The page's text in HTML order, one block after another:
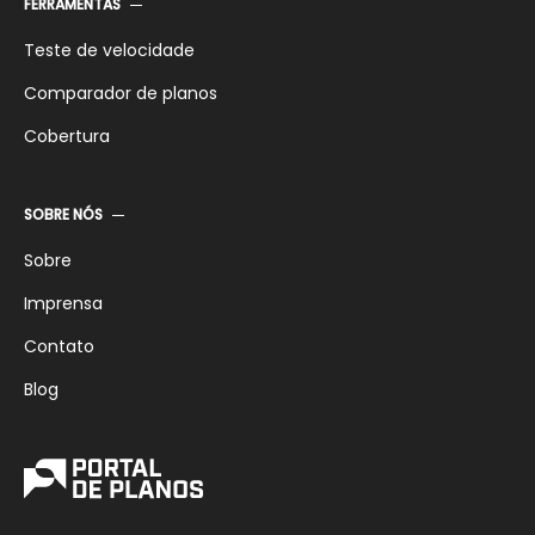
FERRAMENTAS
Teste de velocidade
Comparador de planos
Cobertura
SOBRE NÓS
Sobre
Imprensa
Contato
Blog